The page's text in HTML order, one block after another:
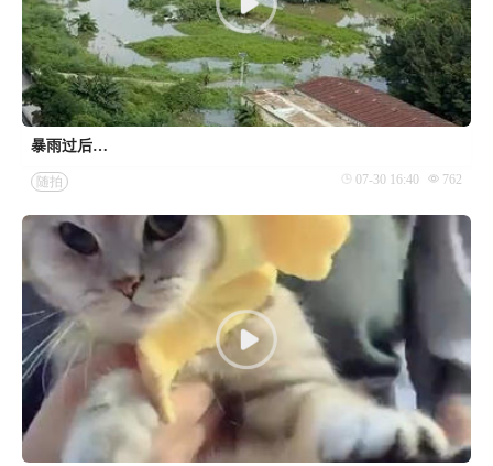
暴雨过后…
随拍 07-30 16:40 762